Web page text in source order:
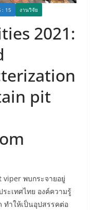
: 15 งานวิจัย
2021:
pit
viper พบกระจายอยู่
ะเทศไทย องค์ความรู้
ทำให้เป็นอุปสรรคต่อ